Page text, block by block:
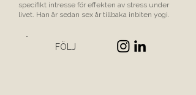
specifikt intresse för effekten av stress under
livet. Han är sedan sex år tillbaka inbiten yogi.
FÖLJ